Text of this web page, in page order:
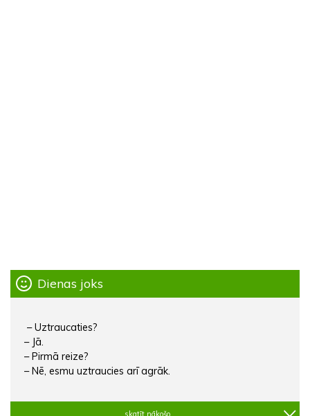
Dienas joks
– Uztraucaties?
– Jā.
– Pirmā reize?
– Nē, esmu uztraucies arī agrāk.
skatīt nākošo